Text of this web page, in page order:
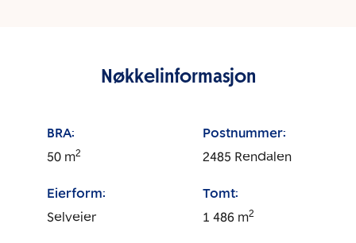
Nøkkelinformasjon
BRA:
50 m2
Postnummer:
2485 Rendalen
Eierform:
Selveier
Tomt:
1 486 m2